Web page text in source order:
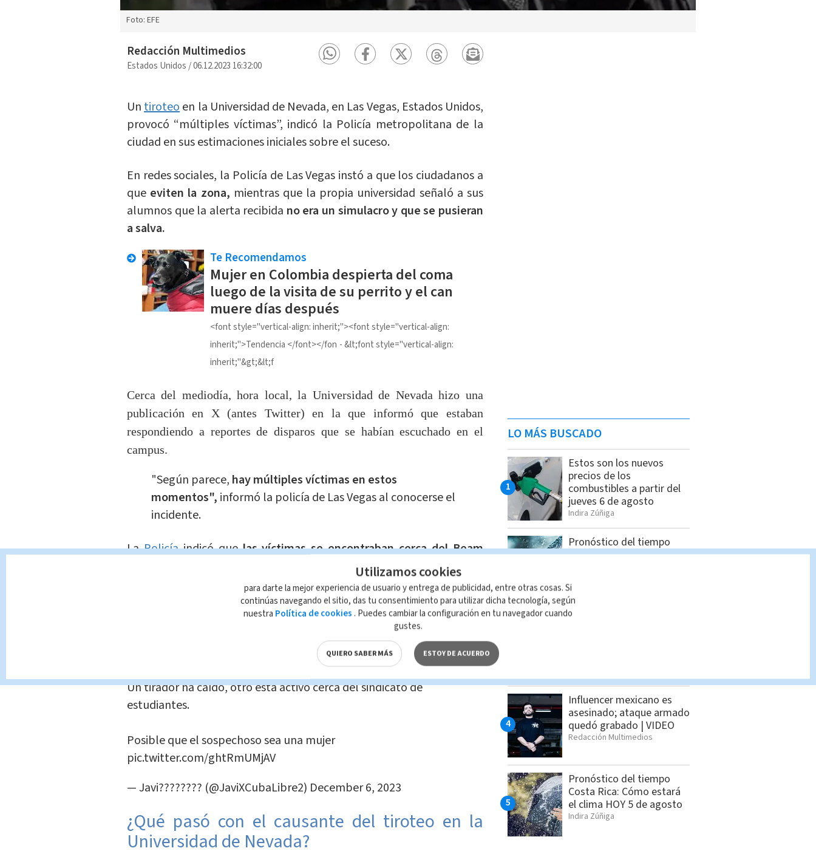
Foto: EFE
Redacción Multimedios
Estados Unidos/06.12.2023 16:32:00
Untiroteoen la Universidad de Nevada, en Las Vegas, Estados Unidos,
provocó “múltiples víctimas”, indicó la Policía metropolitana de la
ciudad en sus estimaciones iniciales sobre el suceso.
En redes sociales, la Policía de Las Vegas instó a que los ciudadanos a
que eviten la zona, mientras que la propia universidad señaló a sus
alumnos que la alerta recibida no era un simulacro y que se pusieran
a salva.
Te Recomendamos
Mujer en Colombia despierta del coma
luego de la visita de su perrito y el can
muere días después
<font style="vertical-align: inherit;"><font style="vertical-align:
inherit;">Tendencia </font></fon
&lt;font style="vertical-align:
inherit;"&gt;&lt;f
Cerca del mediodía, hora local, la Universidad de Nevada hizo una
publicación en X (antes Twitter) en la que informó que estaban
respondiendo a reportes de disparos que se habían escuchado en el
campus.
"Según parece, hay múltiples víctimas en estos
momentos", informó la policía de Las Vegas al conocerse el
incidente.
LaPolicíaindicó quelas víctimas se encontraban cerca del Beam
Según los informes, posiblemente haya 2 tiradores en el tiroteo de la
Un tirador ha caído, otro está activo cerca del sindicato de
estudiantes.
Posible que el sospechoso sea una mujer
pic.twitter.com/ghtRmUMjAV
— Javi???????? (@JaviXCubaLibre2) December 6, 2023
¿Qué pasó con el causante del tiroteo en la
Universidad de Nevada?
LO MÁS BUSCADO
Estos son los nuevos
precios de los
combustibles a partir del
jueves 6 de agosto
Indira Zúñiga
Pronóstico del tiempo
Costa Rica: Cómo estará
Dólar en Costa Rica: Tipo
Influencer mexicano es
asesinado; ataque armado
quedó grabado | VIDEO
Redacción Multimedios
Pronóstico del tiempo
Costa Rica: Cómo estará
el clima HOY 5 de agosto
Indira Zúñiga
Utilizamos cookies
para darte la mejor experiencia de usuario y entrega de publicidad, entre otras cosas. Si
continúas navegando el sitio, das tu consentimiento para utilizar dicha tecnología, según
nuestra Política de cookies . Puedes cambiar la configuración en tu navegador cuando
gustes.
QUIERO SABER MÁS ESTOY DE ACUERDO